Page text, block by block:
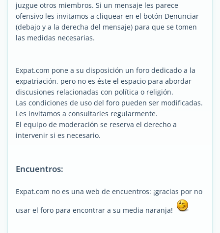
juzgue otros miembros. Si un mensaje les parece
ofensivo les invitamos a cliquear en el botón Denunciar
(debajo y a la derecha del mensaje) para que se tomen
las medidas necesarias.
Expat.com pone a su disposición un foro dedicado a la
expatriación, pero no es éste el espacio para abordar
discusiones relacionadas con política o religión.
Las condiciones de uso del foro pueden ser modificadas.
Les invitamos a consultarles regularmente.
El equipo de moderación se reserva el derecho a
intervenir si es necesario.
Encuentros:
Expat.com no es una web de encuentros: ¡gracias por no
usar el foro para encontrar a su media naranja!